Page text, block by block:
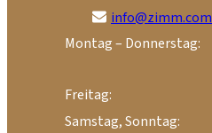
info@zimm.com
Montag – Donnerstag:
Freitag:
Samstag, Sonntag: